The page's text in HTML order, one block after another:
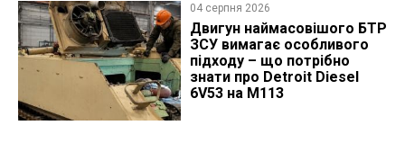
04 серпня 2026
​Двигун наймасовішого БТР
ЗСУ вимагає особливого
підходу – що потрібно
знати про Detroit Diesel
6V53 на M113